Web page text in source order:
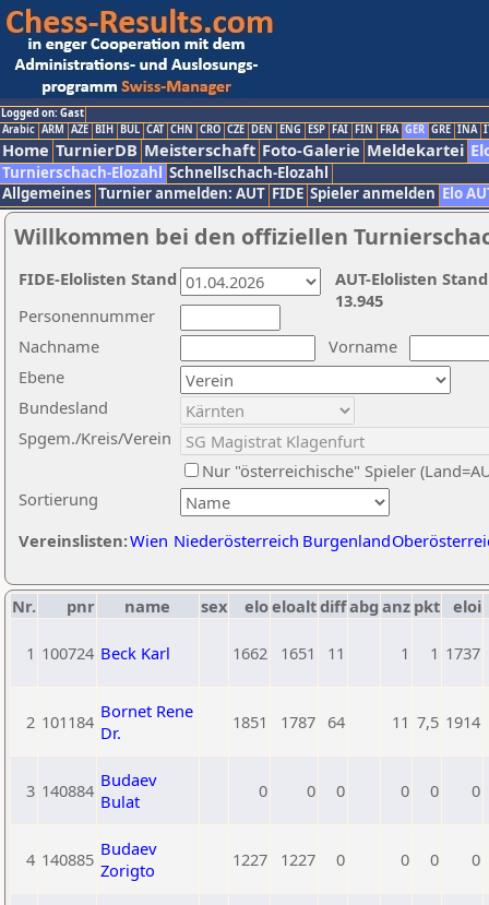
Logged on: Gast
Arabic ARM AZE BIH BUL CAT CHN CRO CZE DEN ENG ESP FAI FIN FRA GER GRE INA
Home TurnierDB Meisterschaft Foto-Galerie Meldekartei
Turnierschach-Elozahl Schnellschach-Elozahl
Allgemeines Turnier anmelden: AUT FIDE Spieler anmelden Elo
Willkommen bei den offiziellen
Nachname
Vorname
Ebene
Sortierung
Personennummer
Bundesland
Spgem./Kreis/Verein
Nur "österreichische" Spieler
Vereinslisten:Wien Niederösterreich Burgenland
AUT-Elolisten
13.945
FIDE-Elolisten Stand
Nr. pnr name sex eloeloaltdiffabg anz pkt eloi
1 100724 Beck Karl 1662 1651 11 1 1 1737
2 101184 Bornet Rene
Dr.
1851 1787 64 11 7,5 1914
3 140884 Budaev
Bulat
0 0 0 0 0 0
4 140885 Budaev
Zorigto
1227 1227 0 0 0 0